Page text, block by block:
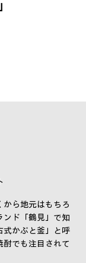
ら地元はもちろ
ンド「鶴見」で知
式かぶと釜」と呼
でも注目されて